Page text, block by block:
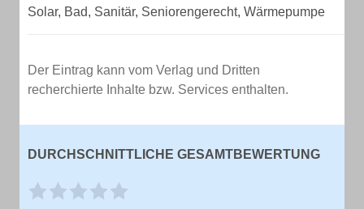
Solar, Bad, Sanitär, Seniorengerecht, Wärmepumpe
Der Eintrag kann vom Verlag und Dritten
recherchierte Inhalte bzw. Services enthalten.
DURCHSCHNITTLICHE GESAMTBEWERTUNG